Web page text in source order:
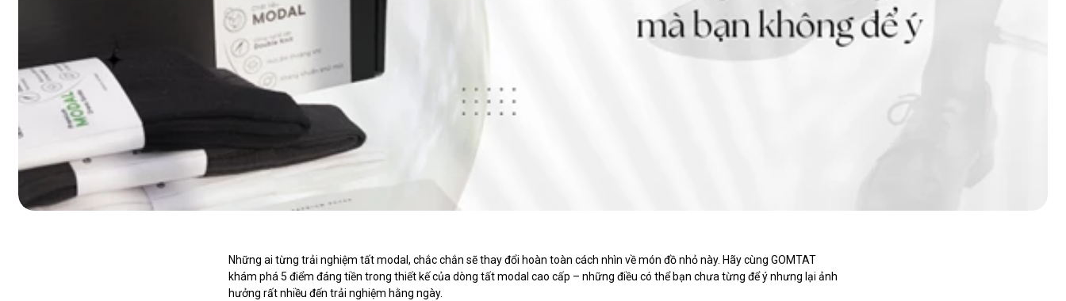
Những ai từng trải nghiệm tất modal, chắc chắn sẽ thay đổi hoàn toàn cách nhìn về món đồ nhỏ này. Hãy cùng GOMTAT
khám phá 5 điểm đáng tiền trong thiết kế của dòng tất modal cao cấp – những điều có thể bạn chưa từng để ý nhưng lại ảnh
hưởng rất nhiều đến trải nghiệm hằng ngày.